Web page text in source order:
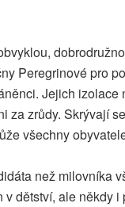
Peregrinové pro
Jejich
zrůdy. Skrývají
všechny
než milovníka
ale někdy